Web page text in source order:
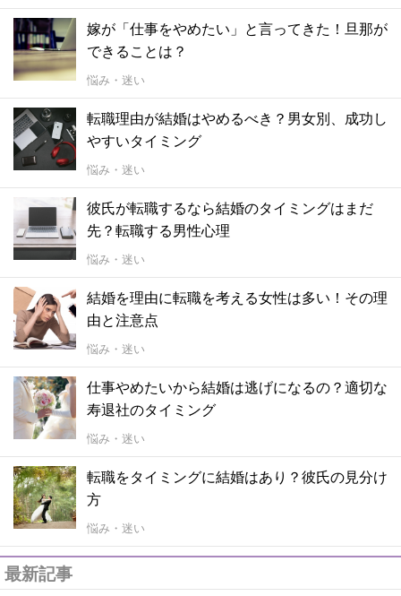
嫁が「仕事をやめたい」と言ってきた！旦那が
できることは？
悩み・迷い
転職理由が結婚はやめるべき？男女別、成功し
やすいタイミング
悩み・迷い
彼氏が転職するなら結婚のタイミングはまだ
先？転職する男性心理
悩み・迷い
結婚を理由に転職を考える女性は多い！その理
由と注意点
悩み・迷い
仕事やめたいから結婚は逃げになるの？適切な
寿退社のタイミング
悩み・迷い
転職をタイミングに結婚はあり？彼氏の見分け
方
悩み・迷い
最新記事